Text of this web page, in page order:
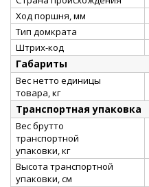
Ход поршня, мм
Тип домкрата
Штрих-код
Габариты
Вес нетто единицы
товара, кг
Транспортная упаковка
Вес брутто
транспортной
упаковки, кг
Высота транспортной
упаковки, см